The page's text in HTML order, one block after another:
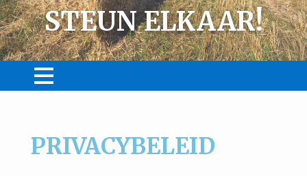
STEUN ELKAAR!
Farmer Friendly
Lid worden
WINKEL
PRIVACYBELEID